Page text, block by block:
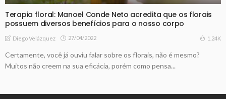
Terapia floral: Manoel Conde Neto acredita que os florais
possuem diversos benefícios para o nosso corpo
Diego Velázquez 27/04/2022 1.24K
Certamente, você já ouviu falar sobre os florais, não é mesmo?
Muitos não creem na sua eficácia, porém como pensa...